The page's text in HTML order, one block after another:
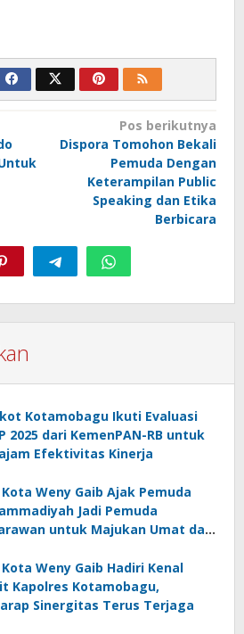
Pos berikutnya
Dispora Tomohon Bekali
Pemuda Dengan
Keterampilan Public
Speaking dan Etika
Berbicara
Kotamobagu Ikuti Evaluasi
2025 dari KemenPAN-RB untuk
Efektivitas Kinerja
Weny Gaib Ajak Pemuda
Jadi Pemuda
untuk Majukan Umat dan
Weny Gaib Hadiri Kenal
Kapolres Kotamobagu,
Sinergitas Terus Terjaga